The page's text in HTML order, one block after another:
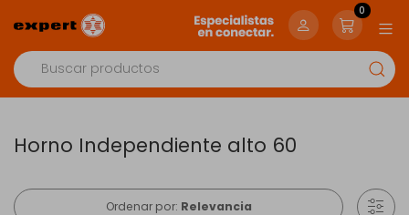
0
Horno Independiente alto 60
Ordenar por: Relevancia